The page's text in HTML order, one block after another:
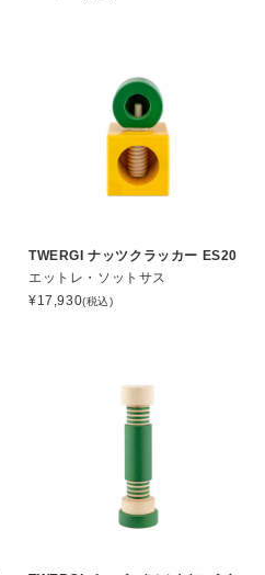
TWERGI ナッツクラッカー ES20
エットレ・ソットサス
¥17,930(税込)